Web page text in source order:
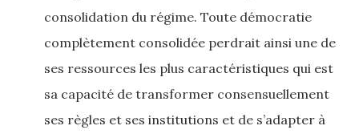
consolidation du régime. Toute démocratie
complètement consolidée perdrait ainsi une de
ses ressources les plus caractéristiques qui est
sa capacité de transformer consensuellement
ses règles et ses institutions et de s’adapter à